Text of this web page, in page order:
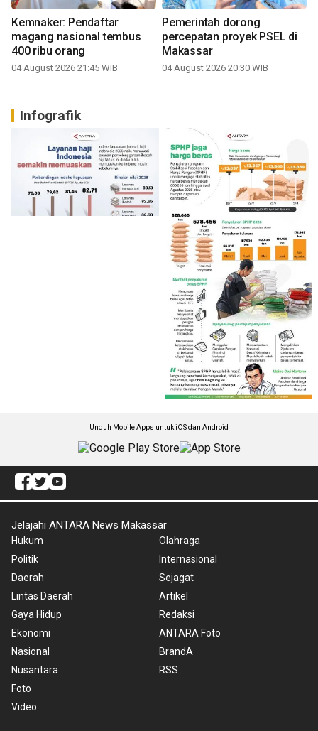
Kemnaker: Pendaftar
magang nasional tembus
400 ribu orang
04 August 2026 21:45 WIB
Pemerintah dorong
percepatan proyek PSEL di
Makassar
04 August 2026 20:30 WIB
Infografik
Unduh Mobile Apps untuk iOS dan Android
Jelajahi ANTARA News Makassar
Hukum
Politik
Daerah
Lintas Daerah
Gaya Hidup
Ekonomi
Nasional
Nusantara
Foto
Video
Olahraga
Internasional
Sejagat
Artikel
Redaksi
ANTARA Foto
BrandA
RSS